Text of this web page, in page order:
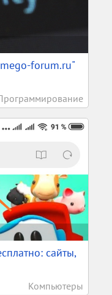
forum.ru"
сайты,
Компьютеры